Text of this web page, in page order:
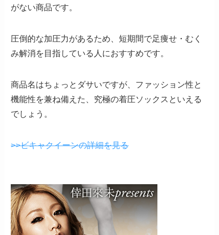
がない商品です。
圧倒的な加圧力があるため、短期間で足痩せ・むく
み解消を目指している人におすすめです。
商品名はちょっとダサいですが、ファッション性と
機能性を兼ね備えた、究極の着圧ソックスといえる
でしょう。
>>ビキャクイーンの詳細を見る